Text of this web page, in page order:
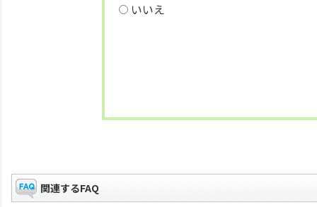
いいえ
関連するFAQ